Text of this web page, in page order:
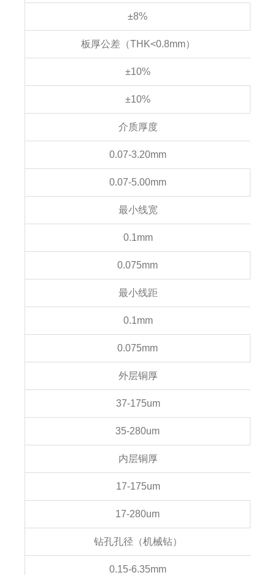
±8%
板厚公差（THK<0.8mm）
±10%
±10%
介质厚度
0.07-3.20mm
0.07-5.00mm
最小线宽
0.1mm
0.075mm
最小线距
0.1mm
0.075mm
外层铜厚
37-175um
35-280um
内层铜厚
17-175um
17-280um
钻孔孔径（机械钻）
0.15-6.35mm